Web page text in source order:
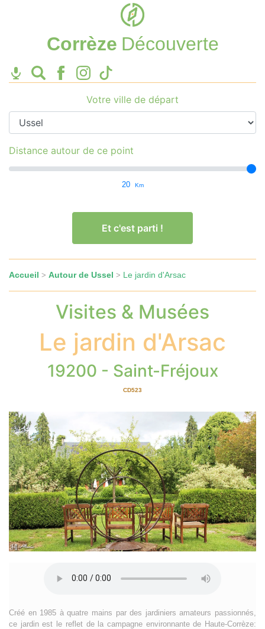
Corrèze Découverte
Votre ville de départ
Distance autour de ce point
20 Km
Et c'est parti !
Accueil > Autour de Ussel > Le jardin d'Arsac
Visites & Musées
Le jardin d'Arsac
19200 - Saint-Fréjoux
CD523
Créé en 1985 à quatre mains par des jardiniers amateurs passionnés,
ce jardin est le reflet de la campagne environnante de Haute-Corrèze: